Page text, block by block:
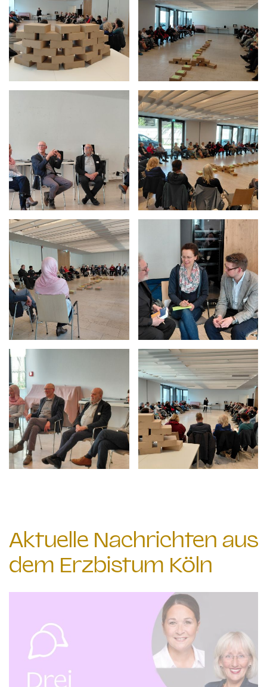
Aktuelle Nachrichten aus
dem Erzbistum Köln